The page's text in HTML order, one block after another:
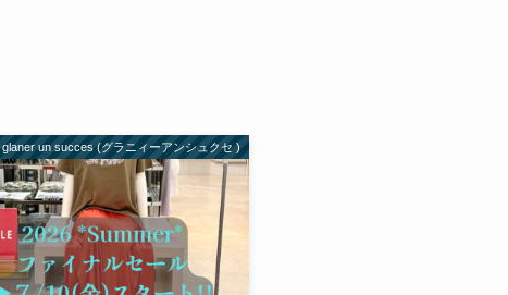
glaner un succes (グラニィーアンシュクセ )